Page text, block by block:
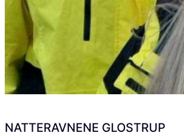
NATTERAVNENE GLOSTRUP